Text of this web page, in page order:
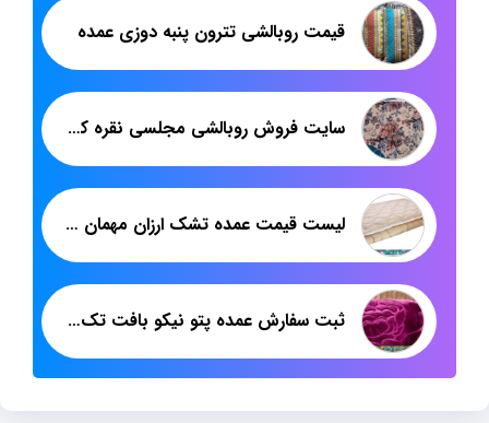
قیمت روبالشی تترون پنبه دوزی عمده
سایت فروش روبالشی مجلسی نقره کوب مخمل
لیست قیمت عمده تشک ارزان مهمان در بازار کرج
ثبت سفارش عمده پتو نیکو بافت تک رنگ یک نفره